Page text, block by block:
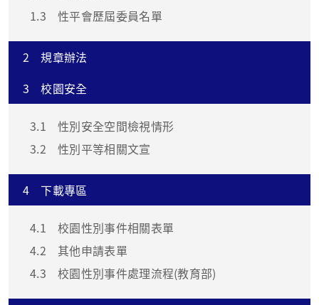
1.3
性平會歷屆委員名單
2
規章辦法
3
校園安全
3.1
性別安全空間檢視情形
3.2
性別平等相關文宣
4 下載專區
4.1
校園性別事件相關表單
4.2
其他申請表單
4.3
校園性別事件處理流程(教育部)